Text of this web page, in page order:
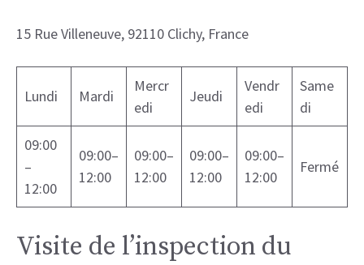
15 Rue Villeneuve, 92110 Clichy, France
Lundi Mardi
Mercr
edi
Jeudi
Vendr
edi
Same
di
09:00
–
12:00
09:00–
12:00
09:00–
12:00
09:00–
12:00
09:00–
12:00
Fermé
Visite de l’inspection du